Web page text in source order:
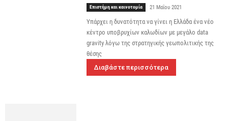
Επιστήμη και καινοτομία 21 Μαΐου 2021
Υπάρχει η δυνατότητα να γίνει η Ελλάδα ένα νέο
κέντρο υποβρυχίων καλωδίων με μεγάλο data
gravity λόγω της στρατηγικής γεωπολιτικής της
θέσης
Διαβάστε περισσότερα